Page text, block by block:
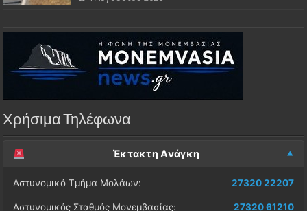
Χρήσιμα Τηλέφωνα
Έκτακτη Ανάγκη
Αστυνομικό Τμήμα Μολάων: 27320 22207
Αστυνομικός Σταθμός Μονεμβασίας: 27320 61210